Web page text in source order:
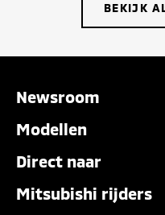
BEKIJK
Newsroom
Modellen
Direct naar
Mitsubishi rijders